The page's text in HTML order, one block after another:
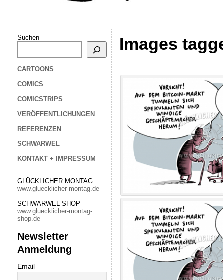
Suchen
CARTOONS
COMICS
COMICSTRIPS
VERÖFFENTLICHUNGEN
REFERENZEN
SCHWARWEL
KONTAKT + IMPRESSUM
GLÜCKLICHER MONTAG
www.gluecklicher-montag.de
SCHWARWEL SHOP
www.gluecklicher-montag-
shop.de
Newsletter
Anmeldung
Email
Images